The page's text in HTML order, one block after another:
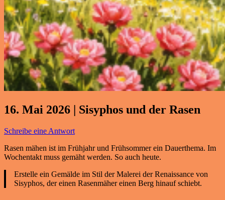
16. Mai 2026 | Sisyphos und der Rasen
Schreibe eine Antwort
Rasen mähen ist im Frühjahr und Frühsommer ein Dauerthema. Im
Wochentakt muss gemäht werden. So auch heute.
Erstelle ein Gemälde im Stil der Malerei der Renaissance von
Sisyphos, der einen Rasenmäher einen Berg hinauf schiebt.